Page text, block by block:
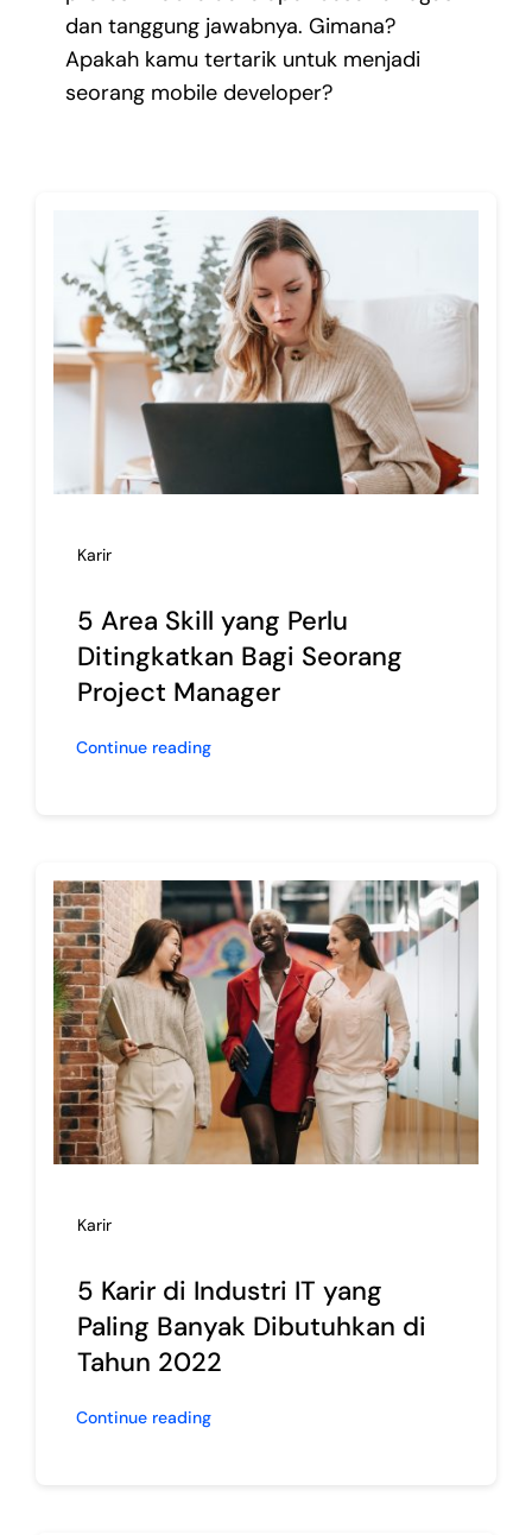
dan tanggung jawabnya. Gimana?
Apakah kamu tertarik untuk menjadi
seorang mobile developer?
Karir
5 Area Skill yang Perlu
Ditingkatkan Bagi Seorang
Project Manager
Continue reading
Karir
5 Karir di Industri IT yang
Paling Banyak Dibutuhkan di
Tahun 2022
Continue reading